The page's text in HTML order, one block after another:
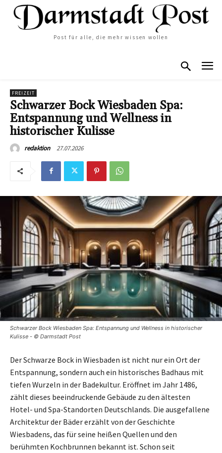
Post für alle, die mehr wissen wollen
FREIZEIT
Schwarzer Bock Wiesbaden Spa:
Entspannung und Wellness in
historischer Kulisse
redaktion 27.07.2026
Schwarzer Bock Wiesbaden Spa: Entspannung und Wellness in historischer
Kulisse - © Darmstadt Post
Der Schwarze Bock in Wiesbaden ist nicht nur ein Ort der
Entspannung, sondern auch ein historisches Badhaus mit
tiefen Wurzeln in der Badekultur. Eröffnet im Jahr 1486,
zählt dieses beeindruckende Gebäude zu den ältesten
Hotel- und Spa-Standorten Deutschlands. Die ausgefallene
Architektur der Bäder erzählt von der Geschichte
Wiesbadens, das für seine heißen Quellen und den
berühmten Kochbrunnen bekannt ist. Schon seit